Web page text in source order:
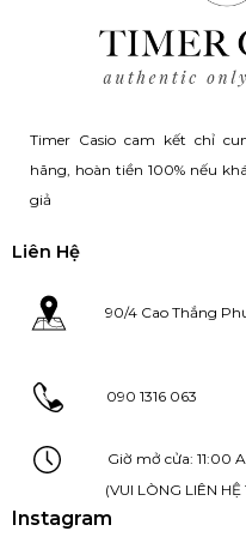
Timer Casio cam kết chỉ
hãng, hoàn tiền 100% nếu
giả
Liên Hệ
90/4 Cao Thắng
090 1316 063
Giờ mở cửa: 11:00
(VUI LÒNG LIÊN HỆ
Instagram